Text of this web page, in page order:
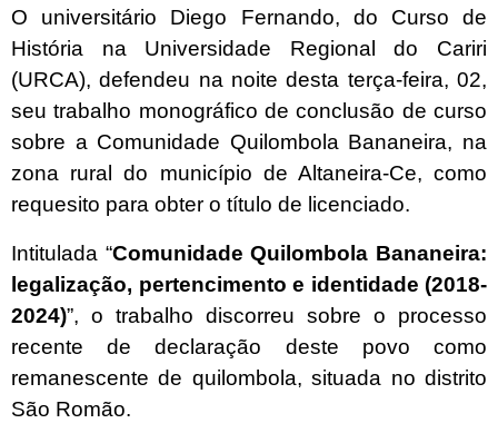
O universitário Diego Fernando, do Curso de
História na Universidade Regional do Cariri
(URCA), defendeu na noite desta terça-feira, 02,
seu trabalho monográfico de conclusão de curso
sobre a Comunidade Quilombola Bananeira, na
zona rural do município de Altaneira-Ce, como
requesito para obter o título de licenciado.
Intitulada “Comunidade Quilombola Bananeira:
legalização, pertencimento e identidade (2018-
2024)”, o trabalho discorreu sobre o processo
recente de declaração deste povo como
remanescente de quilombola, situada no distrito
São Romão.